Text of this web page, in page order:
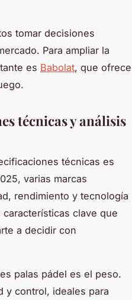
tomar decisiones
Para ampliar la
es Babolat, que ofrece
técnicas y análisis
técnicas es
varias marcas
rendimiento y tecnología
clave que
a decidir con
palas pádel es el peso.
y control, ideales para